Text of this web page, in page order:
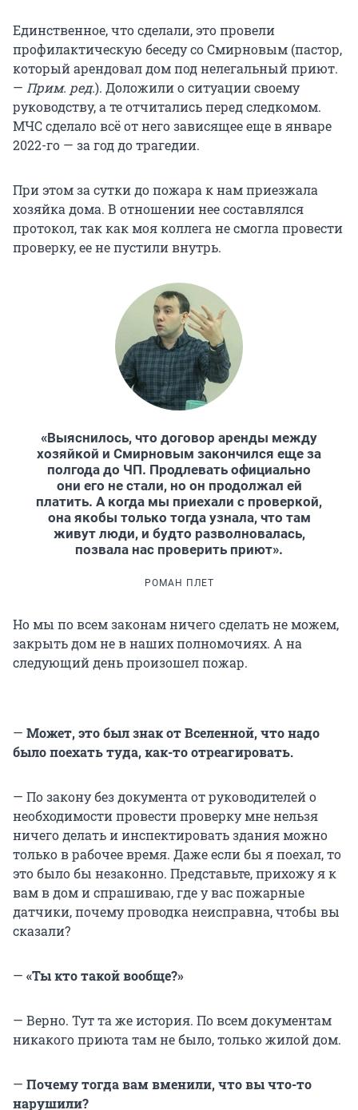
Единственное, что сделали, это провели
профилактическую беседу со Смирновым (пастор,
который арендовал дом под нелегальный приют.
— Прим. ред.). Доложили о ситуации своему
руководству, а те отчитались перед следкомом.
МЧС сделало всё от него зависящее еще в январе
2022-го — за год до трагедии.
При этом за сутки до пожара к нам приезжала
хозяйка дома. В отношении нее составлялся
протокол, так как моя коллега не смогла провести
проверку, ее не пустили внутрь.
«Выяснилось, что договор аренды между
хозяйкой и Смирновым закончился еще за
полгода до ЧП. Продлевать официально
они его не стали, но он продолжал ей
платить. А когда мы приехали с проверкой,
она якобы только тогда узнала, что там
живут люди, и будто разволновалась,
позвала нас проверить приют».
РОМАН ПЛЕТ
Но мы по всем законам ничего сделать не можем,
закрыть дом не в наших полномочиях. А на
следующий день произошел пожар.
— Может, это был знак от Вселенной, что надо
было поехать туда, как-то отреагировать.
— По закону без документа от руководителей о
необходимости провести проверку мне нельзя
ничего делать и инспектировать здания можно
только в рабочее время. Даже если бы я поехал, то
это было бы незаконно. Представьте, прихожу я к
вам в дом и спрашиваю, где у вас пожарные
датчики, почему проводка неисправна, чтобы вы
сказали?
— «Ты кто такой вообще?»
— Верно. Тут та же история. По всем документам
никакого приюта там не было, только жилой дом.
— Почему тогда вам вменили, что вы что-то
нарушили?